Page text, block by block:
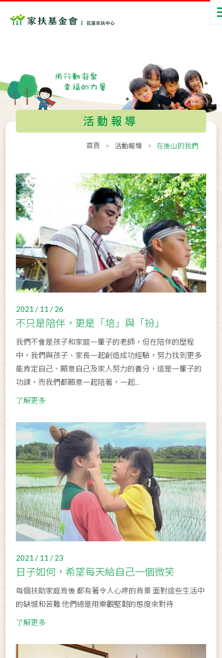
活動報導
首頁 活動報導 在後山的我們
2021 / 11 / 26
不只是陪伴，更是「培」與「扮」
我們不會是孩子和家庭一輩子的老師，但在陪伴的歴程
中，我們與孩子、家長一起創造成功經驗，努力找到更多
能肯定自己、願意自己及家人努力的養分，這是一輩子的
功課，而我們都願意一起陪著，一起...
了解更多
2021 / 11 / 23
日子如何，希望每天給自己一個微笑
每個扶助家庭背後 都有著令人心疼的背景 面對這些生活中
的缺憾和苦難 他們總是用樂觀堅韌的態度來對待
了解更多